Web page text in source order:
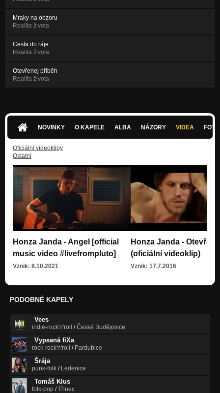
Mraky na obzoru
Realita života
Cesta do ráje
Realita života
Otevřenej příběh
Realita života
NOVINKY O KAPELE ALBA NÁZORY VIDEA
Oficiální videoklipy
Ostatní
Honza Janda - Angel [official
music video #livefrompluto]
Vznik: 8.10.2021
Honza Janda -
(oficiální videoklip)
Vznik: 17.7.2016
PODOBNÉ KAPELY
Vees
indie-rock'n'roll /České Budějovice
Vypsaná fiXa
rock-rock'n'roll / Pardubice
Šrája
punk-folk / Ledenice
Tomáš Klus
folk-pop /Třinec